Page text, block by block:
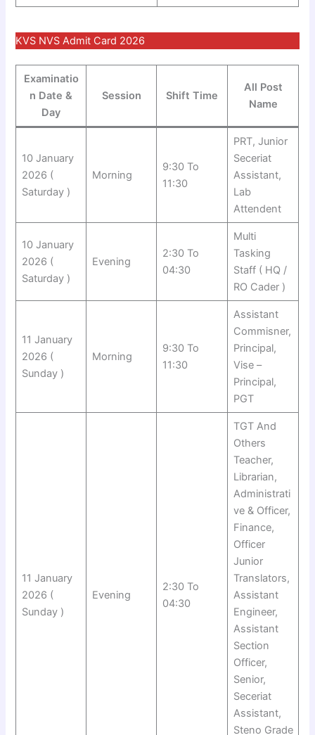
KVS NVS Admit Card 2026
Examinatio
n Date &
Day
Session Shift Time
All Post
Name
10 January
2026 (
Saturday )
Morning
9:30 To
11:30
PRT, Junior
Seceriat
Assistant,
Lab
Attendent
10 January
2026 (
Saturday )
Evening
2:30 To
04:30
Multi
Tasking
Staff ( HQ /
RO Cader )
11 January
2026 (
Sunday )
Morning
9:30 To
11:30
Assistant
Commisner,
Principal,
Vise –
Principal,
PGT
11 January
2026 (
Sunday )
Evening
2:30 To
04:30
TGT And
Others
Teacher,
Librarian,
Administrati
ve & Officer,
Finance,
Officer
Junior
Translators,
Assistant
Engineer,
Assistant
Section
Officer,
Senior,
Seceriat
Assistant,
Steno Grade